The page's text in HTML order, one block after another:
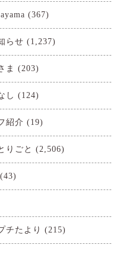
(367)
らせ (1,237)
ま (203)
し (124)
紹介 (19)
りごと (2,506)
(43)
チたより (215)